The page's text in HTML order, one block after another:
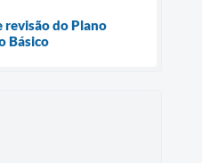
revisão do Plano
Básico